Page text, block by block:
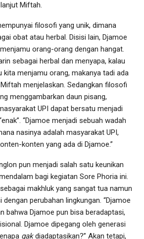
Miftah.
filosofi yang unik, dimana
obat atau herbal. Disisi lain, Djamoe
orang-orang dengan hangat.
sebagai herbal dan menyapa, kalau
kita menjamu orang, makanya tadi ada
menjelaskan. Sedangkan filosofi
menggambarkan daun pisang,
UPI dapat bersatu menjadi
“Djamoe menjadi sebuah wadah
nasinya adalah masyarakat UPI,
konten yang ada di Djamoe.”
pun menjadi salah satu keunikan
bagi kegiatan Sore Phoria ini.
makhluk yang sangat tua namun
perubahan lingkungan. “Djamoe
bahwa Djamoe pun bisa beradaptasi,
Djamoe dipegang oleh generasi
gakdiadaptasikan?” Akan tetapi,